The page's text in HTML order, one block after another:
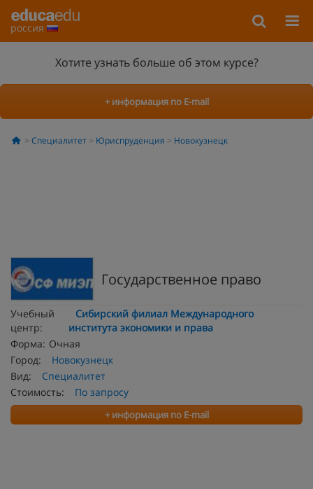
россия
Хотите узнать больше об этом курсе?
+ информация по E-mail
Специалитет Юриспруденция Новокузнецк
Государственное право
Учебный
центр:
Сибирский филиал Международного
института экономики и права
Форма: Очная
Город:
Новокузнецк
Вид:
Специалитет
Стоимость:
По запросу
+ информация по E-mail